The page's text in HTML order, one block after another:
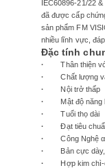
IEC60896-21/22
đã được cấp
sản phẩm FM
nhiều lĩnh vực,
Đặc tính
·
Thân thiện
·
Chất lượng
·
Nội trở thấp
·
Mật độ năng
·
Tuổi thọ dài
·
Đạt tiêu chuẩn
·
Công Nghệ
·
Bản cực dày,
·
Hợp kim chì-